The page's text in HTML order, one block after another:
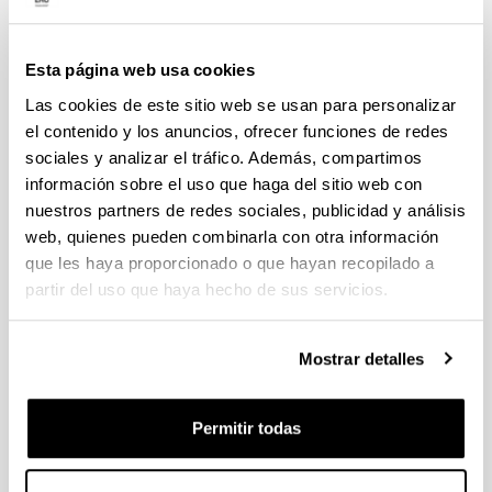
Esta página web usa cookies
Las cookies de este sitio web se usan para personalizar
el contenido y los anuncios, ofrecer funciones de redes
sociales y analizar el tráfico. Además, compartimos
información sobre el uso que haga del sitio web con
nuestros partners de redes sociales, publicidad y análisis
web, quienes pueden combinarla con otra información
que les haya proporcionado o que hayan recopilado a
partir del uso que haya hecho de sus servicios.
Mostrar detalles
Permitir todas
Cajal 2023
Postdoctoral
Sin trámite abierto (Plazo de presentación de
solicitudes: 11/01/2024 - 01/02/2024 14:00)
El plazo de para la recepción en el
Vicerrectorado de Investigación de “Expresiones
de interés” para Ramón y Cajal 2023 finalizará el
15 de enero de 2024, a las 08:00 horas. El plazo
para la presentación de solicitudes a la
convocatoria Ramón y Cajal 2023, tanto para las
personas investigadoras solicitantes como para
la entidad UPV/EHU, finalizará el 1 de febrero de
Convocatorias anteriores
Datos de contacto